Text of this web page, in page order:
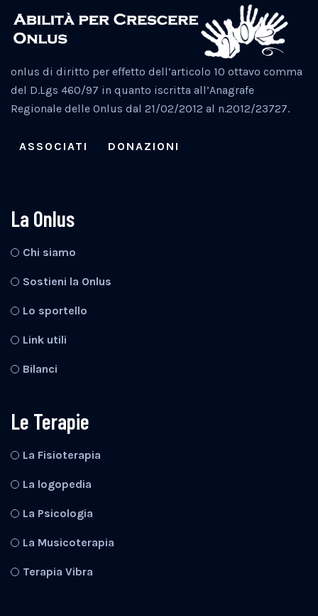
onlus di diritto per effetto dell’articolo 10 ottavo comma
del D.Lgs 460/97 in quanto iscritta all’Anagrafe
Regionale delle Onlus dal 21/02/2012 al n.2012/23727.
ASSOCIATI DONAZIONI
La Onlus
Chi siamo
Sostieni la Onlus
Lo sportello
Link utili
Bilanci
Le Terapie
La Fisioterapia
La logopedia
La Psicologia
La Musicoterapia
Terapia Vibra